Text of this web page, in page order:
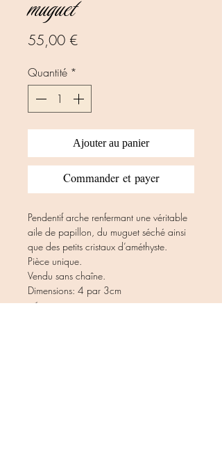
muguet
55,00 €Prix
Quantité *
Ajouter au panier
Commander et payer
Pendentif arche renfermant une véritable
aile de papillon, du muguet séché ainsi
que des petits cristaux d’améthyste.
Pièce unique.
Vendu sans chaîne.
Dimensions: 4 par 3cm
𝒜𝓋𝑒𝒸 𝒶𝓂𝑜𝓊𝓇,